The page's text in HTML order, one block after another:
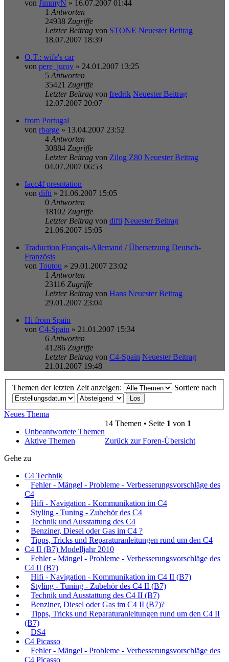
von JimmyN » 16.07.2007 01:44
1Antworten
24938 Zugriffe
Letzter Beitrag von STONE Neuester Beitrag
18.07.2007 18:39
O.T.: wife's car
von pere_jurov » 24.01.2007 13:25
5Antworten
35421 Zugriffe
Letzter Beitrag von fredrik Neuester Beitrag
12.07.2007 20:07
from Portugal
von rbarge » 13.04.2007 23:52
4Antworten
30884 Zugriffe
Letzter Beitrag von Zilog Z80 Neuester Beitrag
04.07.2007 06:53
Iacc4f presntation
von difti » 21.06.2007 15:05
0Antworten
18102 Zugriffe
Letzter Beitrag von difti Neuester Beitrag
21.06.2007 15:05
Traduction Français-Allemand / Übersetzung Deutsch-
Französis
von Toutou » 29.01.2007 23:02
1Antworten
23116 Zugriffe
Letzter Beitrag von Hans Neuester Beitrag
29.01.2007 23:04
Hi from Spain
von C4-Spain » 21.01.2007 15:34
6Antworten
41286 Zugriffe
Letzter Beitrag von C4-Spain Neuester Beitrag
21.01.2007 19:48
Themen der letzten Zeit anzeigen: Sortiere nach
Neues Thema
Unbeantwortete Themen
Aktive Themen
14 Themen • Seite 1 von 1
Zurück zur Foren-Übersicht
Gehe zu
C4 Technik
Fehler - Mängel - Probleme - Verbesserungsvorschläge des
C4
Hifi - Navigation - Kommunikation im C4
Styling - Tuning - Zubehör des C4
Technik und Ausstattung des C4
Benziner, Diesel oder Gas im C4 ?
Tipps, Tricks und Reparaturanleitungen rund um den C4
C4 II (B7) Modelljahr 2010
Fehler - Mängel - Probleme - Verbesserungsvorschläge des
C4 II (B7)
Hifi - Navigation - Kommunikation im C4 II (B7)
Styling - Tuning - Zubehör des C4 II (B7)
Technik und Ausstattung des C4 II (B7)
Benziner, Diesel oder Gas im C4 II (B7)?
Tipps, Tricks und Reparaturanleitungen rund um den C4 II
(B7)
DS4
C4 Picasso
Fehler - Mängel - Probleme - Verbesserungsvorschläge des
C4 Picasso